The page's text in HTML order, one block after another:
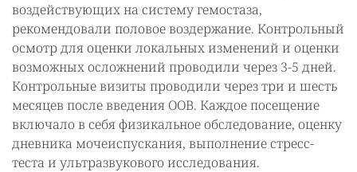
воздействующих на систему гемостаза,
рекомендовали половое воздержание. Контрольный
осмотр для оценки локальных изменений и оценки
возможных осложнений проводили через 3-5 дней.
Контрольные визиты проводили через три и шесть
месяцев после введения ООВ. Каждое посещение
включало в себя физикальное обследование, оценку
дневника мочеиспускания, выполнение стресс-
теста и ультразвукового исследования.